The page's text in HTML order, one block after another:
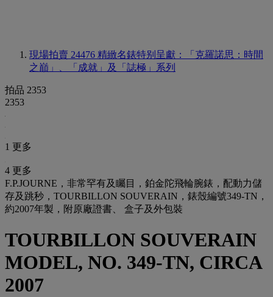
現場拍賣 24476 精緻名錶特别呈獻：「克羅諾思：時間
之巔」、「成就」及「誌極」系列
拍品 2353
2353
1 更多
4 更多
F.P.JOURNE，非常罕有及矚目，鉑金陀飛輪腕錶，配動力儲
存及跳秒，TOURBILLON SOUVERAIN，錶殼編號349-TN，
約2007年製，附原廠證書、 盒子及外包裝
TOURBILLON SOUVERAIN
MODEL, NO. 349-TN, CIRCA
2007